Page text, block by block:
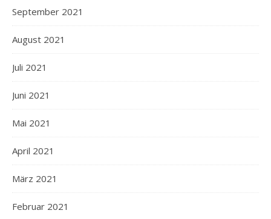
September 2021
August 2021
Juli 2021
Juni 2021
Mai 2021
April 2021
März 2021
Februar 2021